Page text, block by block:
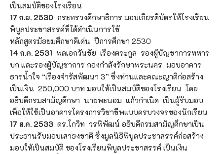
เป็นสมบัติของโรงเรียน
17 ก.ย. 2530 กระทรวงศึกษาธิการ มอบเกียรติบัตรให้โรงเรียน
พิบูลประชาสรรค์ที่ได้ดำเนินการใชั
หลักสูตรมัธยมศึกษาดีเด่น ปีการศึกษา 2530
14 ก.ค. 2531 พลเอกวันชัย เรืองตระกูล รองผู้บัญชาการทหาร
บก และรองผู้บัญชาการ กองกำลังรักษาพระนคร มอบอาคาร
ธารน้ำใจ “เรืองจำรัสพัฒนา 3” ซึ่งท่านและคณะญาติก่อสร้าง
เป็นเงิน 250,000 บาท มอบให้เป็นสมบัติของโรงเรียน โดย
อธิบดีกรมสามัญศึกษา นายพะนอม แก้วกำเนิด เป็นผู้รับมอบ
เพื่อให้ใช้เป็นอาคารโครงการวิชาชีพแบบครบวงจรของนักเรียน
17 ส.ค. 2533 ดร.โกวิท วรพิพัฒน์ อธิบดีกรมสามัญศึกษาเป็น
ประธานรับมอบเสาธงชาติ ซึ่งมูลนิธิพิบูลประชาสรรค์ก่อสร้าง
มอบให้เป็นสมบัติ ของโรงเรียนพิบูลประชาสรรค์ เป็นเงิน